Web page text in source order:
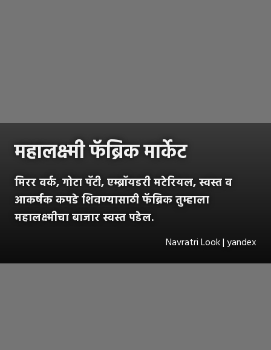
महालक्ष्मी फॅब्रिक मार्केट
मिरर वर्क, गोटा पॅटी, एम्ब्रॉयडरी मटेरियल, स्वस्त व
आकर्षक कपडे शिवण्यासाठी फॅब्रिक तुम्हाला
महालक्ष्मीचा बाजार स्वस्त पडेल.
Navratri Look | yandex